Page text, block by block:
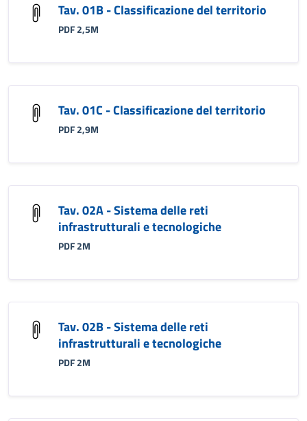
Tav. 01B - Classificazione del territorio
PDF 2,5M
Tav. 01C - Classificazione del territorio
PDF 2,9M
Tav. 02A - Sistema delle reti
infrastrutturali e tecnologiche
PDF 2M
Tav. 02B - Sistema delle reti
infrastrutturali e tecnologiche
PDF 2M